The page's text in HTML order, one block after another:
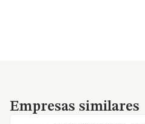
Empresas similares
Empresas similares